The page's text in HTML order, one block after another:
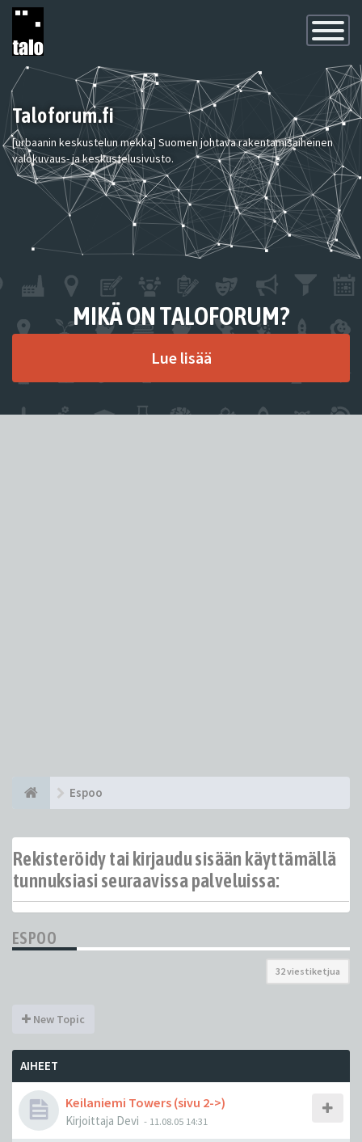
Toggle
Taloforum.fi
[urbaanin keskustelun mekka] Suomen johtava rakentamisaiheinen
valokuvaus- ja keskustelusivusto.
MIKÄ ON TALOFORUM?
Lue lisää
Espoo
Rekisteröidy tai kirjaudu sisään käyttämällä
tunnuksiasi seuraavissa palveluissa:
ESPOO
32 viestiketjua
New Topic
AIHEET
Keilaniemi Towers (sivu 2->)
Kirjoittaja Devi - 11.08.05 14:31